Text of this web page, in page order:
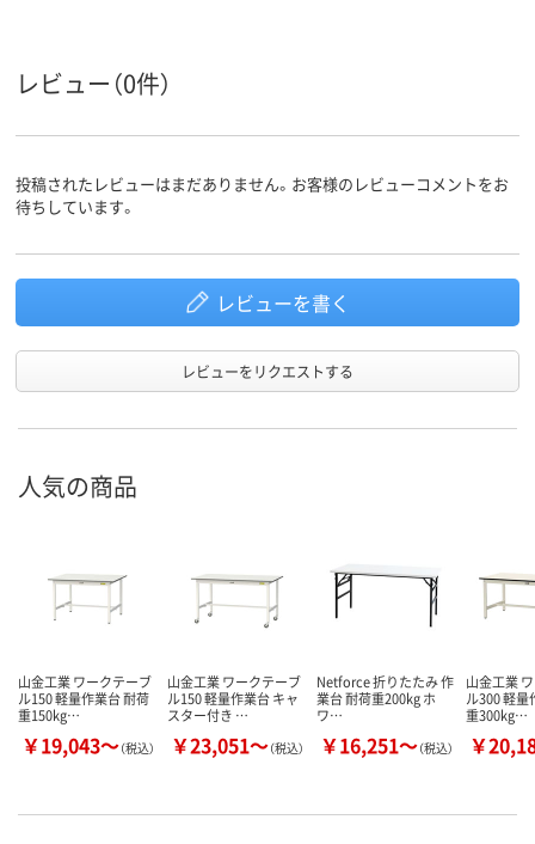
レビュー（0件）
投稿されたレビューはまだありません。お客様のレビューコメントをお
待ちしています。
レビューを書く
レビューをリクエストする
人気の商品
山金工業 ワークテーブ
ル150 軽量作業台 耐荷
重150kg…
￥19,043～（税込）
山金工業 ワークテーブ
ル150 軽量作業台 キャ
スター付き …
￥23,051～（税込）
Netforce 折りたたみ 作
業台 耐荷重200kg ホ
ワ…
￥16,251～（税込）
山金工業
ル300 軽量
重300kg…
￥